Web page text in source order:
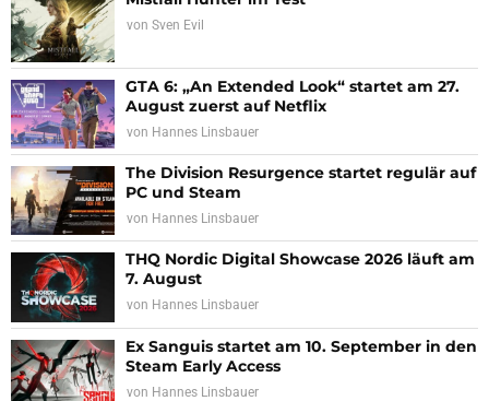
von Sven Evil
GTA 6: „An Extended Look“ startet am 27.
August zuerst auf Netflix
von Hannes Linsbauer
The Division Resurgence startet regulär auf
PC und Steam
von Hannes Linsbauer
THQ Nordic Digital Showcase 2026 läuft am
7. August
von Hannes Linsbauer
Ex Sanguis startet am 10. September in den
Steam Early Access
von Hannes Linsbauer